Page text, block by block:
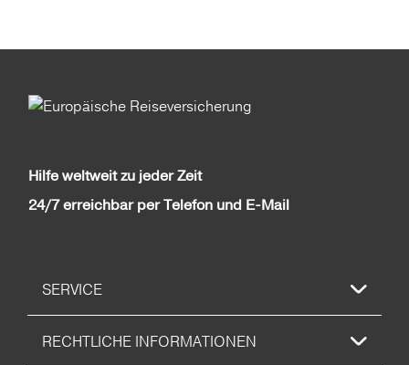
Hilfe weltweit zu jeder Zeit
24/7 erreichbar per Telefon und E-Mail
SERVICE
RECHTLICHE INFORMATIONEN